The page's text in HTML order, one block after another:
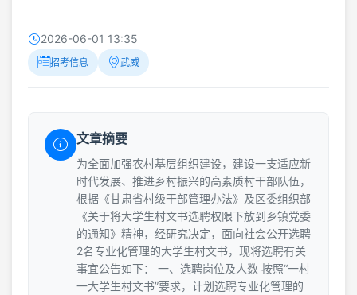
2026-06-01 13:35
招考信息 武威
文章摘要
为全面加强农村基层组织建设，建设一支适应新
时代发展、推进乡村振兴的高素质村干部队伍，
根据《甘肃省村级干部管理办法》及区委组织部
《关于将大学生村文书选聘权限下放到乡镇党委
的通知》精神，经研究决定，面向社会公开选聘
2名专业化管理的大学生村文书，现将选聘有关
事宜公告如下： 一、选聘岗位及人数 按照“一村
一大学生村文书”要求，计划选聘专业化管理的